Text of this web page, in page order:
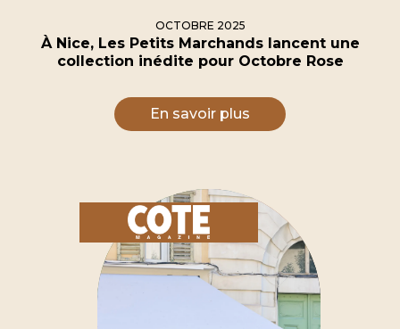
OCTOBRE 2025
À Nice, Les Petits Marchands lancent une
collection inédite pour Octobre Rose
En savoir plus